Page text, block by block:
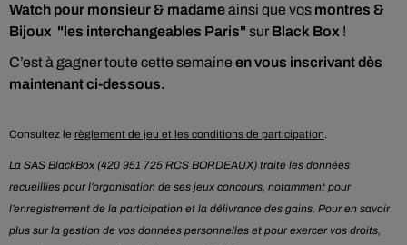
Watch pour monsieur & madameainsi que vos montres &
Bijoux "les interchangeables Paris"sur Black Box !
C’est à gagner toute cette semaine en vous inscrivant dès
maintenant ci-dessous.
Consultez le règlement de jeu et les conditions de participation.
La SAS BlackBox (420 951 725 RCS BORDEAUX) traite les données
recueillies pour l’organisation de ses jeux concours, notamment pour
l’enregistrement de la participation et la délivrance des gains. Pour en savoir
plus sur la gestion de vos données personnelles et pour exercer vos droits,